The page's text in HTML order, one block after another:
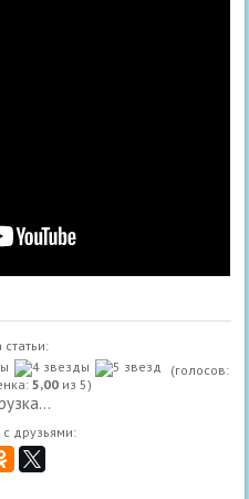
(голосов:
5,00из 5)
друзьями: